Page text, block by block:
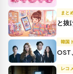
まと
と抜
韓国
OST
レコ